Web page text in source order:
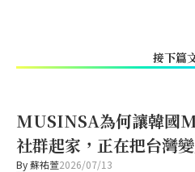
接下篇
MUSINSA為何讓韓國
社群起家，正在把台灣
By蘇祐萱2026/07/13